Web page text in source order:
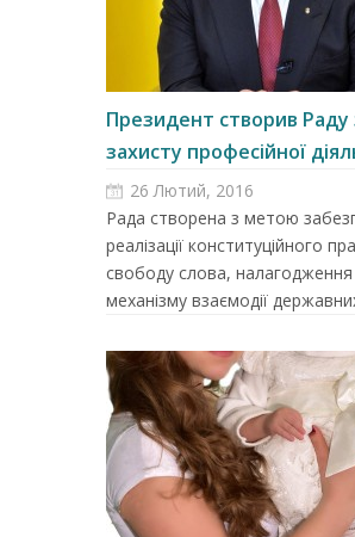
Президент створив Раду
захисту професійної
26 Лютий, 2016
Рада створена з метою
реалізації конституційного
свободу слова, налагодження
механізму взаємодії державних